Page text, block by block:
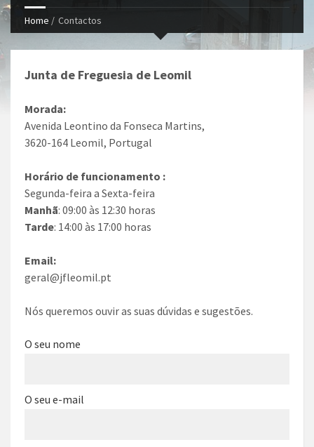
Home / Contactos
Junta de Freguesia de Leomil
Morada:
Avenida Leontino da Fonseca Martins,
3620-164 Leomil, Portugal
Horário de funcionamento :
Segunda-feira a Sexta-feira
Manhã: 09:00 às 12:30 horas
Tarde: 14:00 às 17:00 horas
Email:
geral@jfleomil.pt
Nós queremos ouvir as suas dúvidas e sugestões.
O seu nome
O seu e-mail